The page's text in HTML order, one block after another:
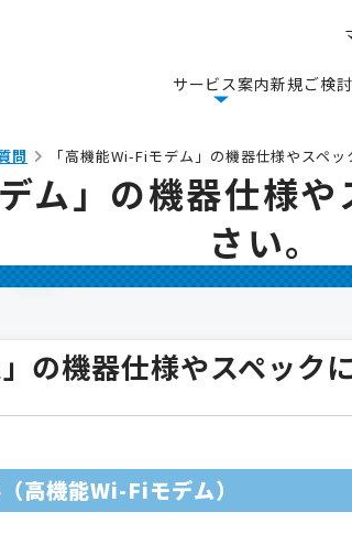
サービ ス案内
ビス
新規ご検討
問 「高機能Wi-Fiモデム」の機器仕様やスペッ
ム」の機器仕様
さい。
の機器仕様やスペック
機能Wi-Fiモデム）